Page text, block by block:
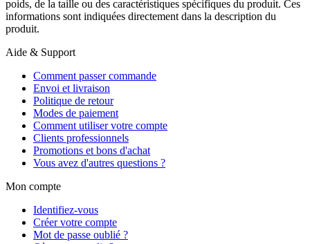
poids, de la taille ou des caractéristiques spécifiques du produit. Ces
informations sont indiquées directement dans la description du
produit.
Aide & Support
Comment passer commande
Envoi et livraison
Politique de retour
Modes de paiement
Comment utiliser votre compte
Clients professionnels
Promotions et bons d'achat
Vous avez d'autres questions ?
Mon compte
Identifiez-vous
Créer votre compte
Mot de passe oublié ?